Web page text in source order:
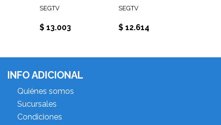
SEGTV
$ 13.003
SEGTV
$ 12.614
INFO ADICIONAL
Quiénes somos
Sucursales
Condiciones